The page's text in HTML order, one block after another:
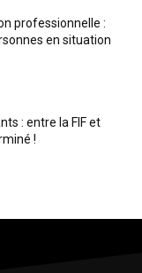
professionnelle :
en situation
: entre la FIF et
!